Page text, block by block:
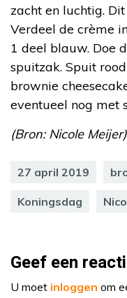
zacht en luchtig.
Verdeel de crème
1 deel blauw. Doe
spuitzak. Spuit
brownie
eventueel nog met
(Bron: Nicole Meijer)
27 april 2019
Koningsdag
Geef een
U moet inloggen om